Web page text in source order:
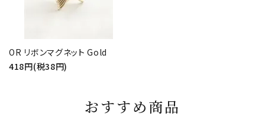
OR リボンマグネット Gold
418円(税38円)
おすすめ商品